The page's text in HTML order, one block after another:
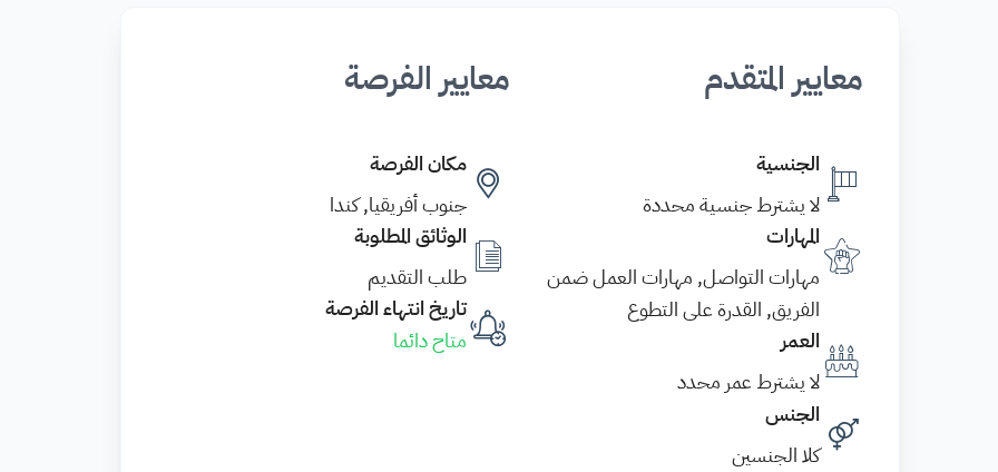
معايير المتقدم
الجنسية
لا يشترط جنسية محددة
المهارات
مهارات التواصل, مهارات العمل ضمن
الفريق, القدرة على التطوع
العمر
لا يشترط عمر محدد
الجنس
كلا الجنسين
معايير الفرصة
مكان الفرصة
جنوب أفريقيا, كندا
الوثائق المطلوبة
طلب التقديم
تاريخ انتهاء الفرصة
متاح دائما